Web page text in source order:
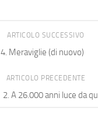
ARTICOLO SUCCESSIVO
4. Meraviglie (di nuovo)
ARTICOLO PRECEDENTE
2. A 26.000 anni luce da